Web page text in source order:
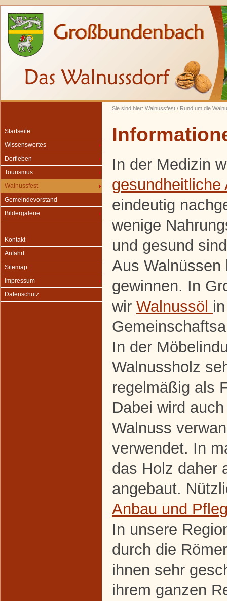
Sie sind hier: Walnussfest / Rund um die
Startseite
Wissenswertes
Dorfleben
Tourismus
Walnussfest
Gemeindevorstand
Bildergalerie
Kontakt
Anfahrt
Sitemap
Impressum
Datenschutz
In der Medizin
eindeutig
wenige
und gesund
Aus
gewinnen. In
wir Walnussöl
In der
Walnussholz
regelmäßig als
Dabei wird
Walnuss
verwendet. In
das Holz daher
angebaut.
Anbau und
In unsere
durch die
ihnen sehr
ihrem ganzen